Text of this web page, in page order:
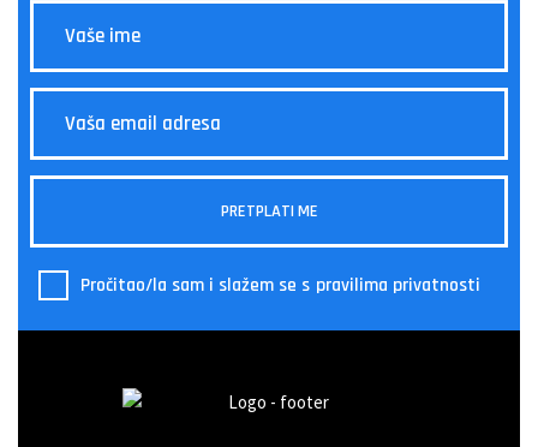
Pročitao/la sam i slažem se s pravilima privatnosti